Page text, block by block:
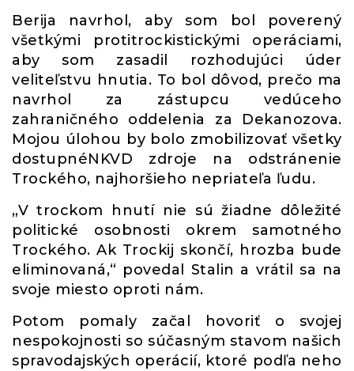
Berija navrhol, aby som bol poverený
všetkými protitrockistickými operáciami,
aby som zasadil rozhodujúci úder
veliteľstvu hnutia. To bol dôvod, prečo ma
navrhol za zástupcu vedúceho
zahraničného oddelenia za Dekanozova.
Mojou úlohou by bolo zmobilizovať všetky
dostupnéNKVD zdroje na odstránenie
Trockého, najhoršieho nepriateľa ľudu.
„V trockom hnutí nie sú žiadne dôležité
politické osobnosti okrem samotného
Trockého. Ak Trockij skončí, hrozba bude
eliminovaná,“ povedal Stalin a vrátil sa na
svoje miesto oproti nám.
Potom pomaly začal hovoriť o svojej
nespokojnosti so súčasným stavom našich
spravodajských operácií, ktoré podľa neho